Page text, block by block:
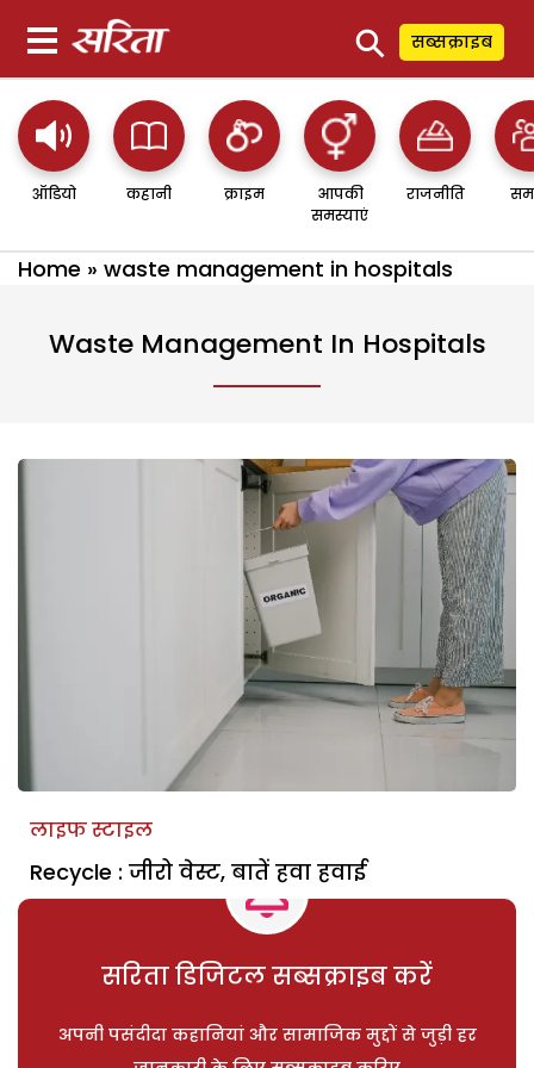
⚲ सब्सक्राइब
ऑडियो कहानी क्राइम
आपकी
समस्याएं
राजनीति
Home » waste management in hospitals
Waste Management In Hospitals
लाइफ स्टाइल
Recycle : जीरो वेस्ट, बातें हवा हवाई
सरिता डिजिटल सब्सक्राइब करें
अपनी पसंदीदा कहानियां और सामाजिक मुद्दों से जुड़ी हर